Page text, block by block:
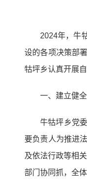
2024年，牛
设的各项决策部
牯坪乡认真开展
一、建立健
牛牯坪乡党
要负责人为推进
及依法行政等相
部门协同抓，全